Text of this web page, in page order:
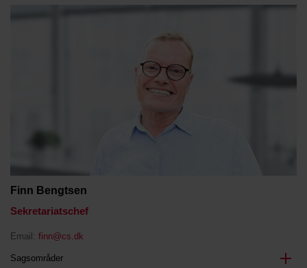
Finn Bengtsen
Sekretariatschef
Email: finn@cs.dk
Sagsområder